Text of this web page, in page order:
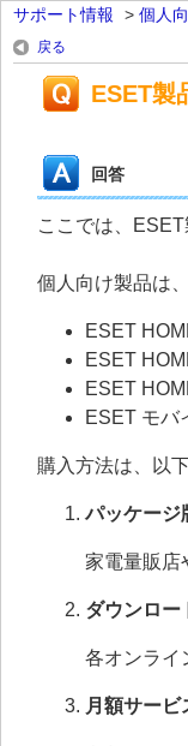
サポート情報 > 個人
戻る
ESET製
回答
ここでは、
個人向け製品は
ESET
ESET
ESET
ESET モバ
購入方法は、以
パッケージ
家電量販店
ダウンロー
各オンライ
月額サービ